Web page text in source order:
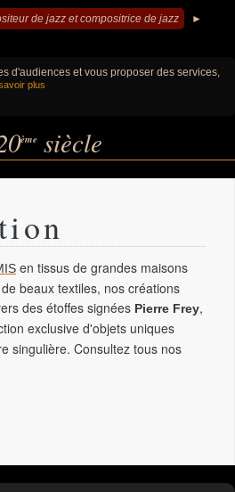
de jazz et compositrice de jazz
►
d'audiences et vous proposer des services,
plus
ème siècle
en tissus de grandes maisons
beaux textiles, nos créations
des étoffes signées Pierre Frey,
exclusive d'objets uniques
singulière. Consultez tous nos